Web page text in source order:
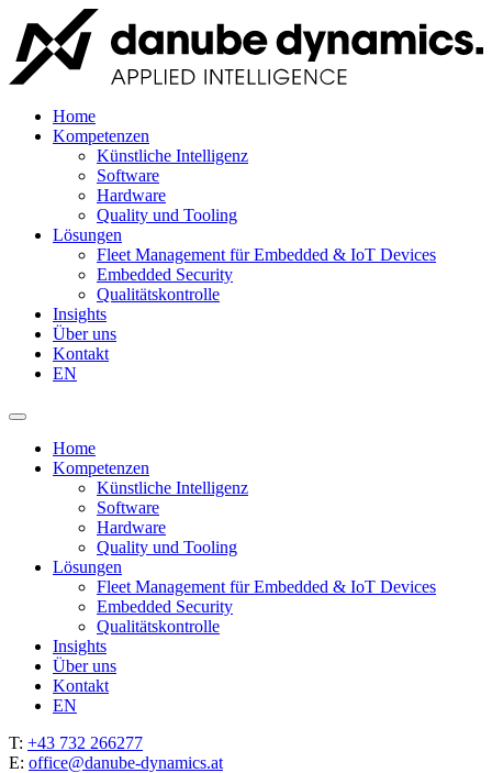
Home
Kompetenzen
Künstliche Intelligenz
Software
Hardware
Quality und Tooling
Lösungen
Fleet Management für Embedded & IoT Devices
Embedded Security
Qualitätskontrolle
Insights
Über uns
Kontakt
EN
Home
Kompetenzen
Künstliche Intelligenz
Software
Hardware
Quality und Tooling
Lösungen
Fleet Management für Embedded & IoT Devices
Embedded Security
Qualitätskontrolle
Insights
Über uns
Kontakt
EN
T: +43 732 266277
E: office@danube-dynamics.at